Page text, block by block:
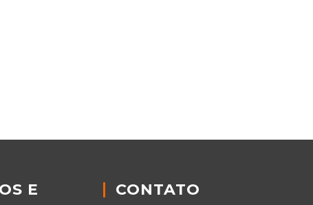
E
CONTATO